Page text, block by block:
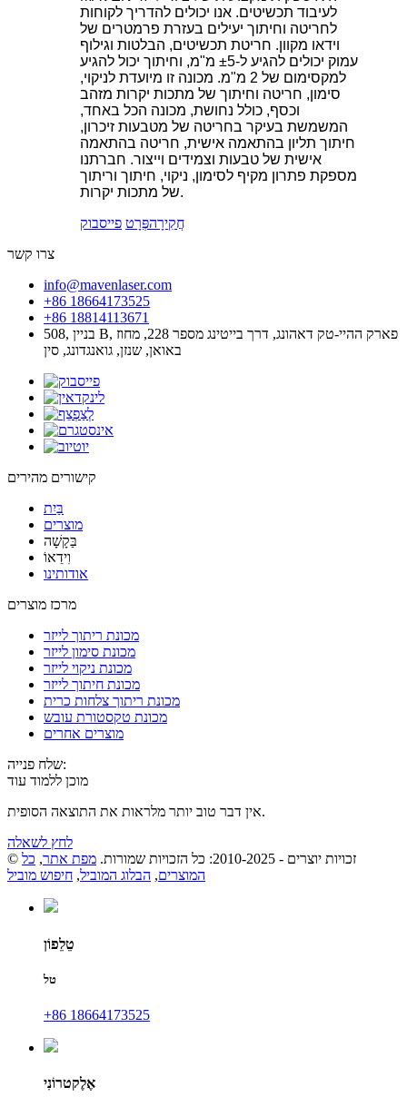
לעיבוד תכשיטים. אנו יכולים להדריך לקוחות
לחריטה וחיתוך יעילים בעזרת פרמטרים של
וידאו מקוון. חריטת תכשיטים, הבלטות וגילוף
עמוק יכולים להגיע ל-±5 מ"מ, וחיתוך יכול להגיע
למקסימום של 2 מ"מ. מכונה זו מיועדת לניקוי,
סימון, חריטה וחיתוך של מתכות יקרות מזהב
וכסף, כולל נחושת, מכונה הכל באחד,
המשמשת בעיקר בחריטה של ​​מטבעות זיכרון,
חיתוך תליון בהתאמה אישית, חריטה בהתאמה
אישית של טבעות וצמידים וייצור. חברתנו
מספקת פתרון מקיף לסימון, ניקוי, חיתוך וריתוך
של מתכות יקרות.
חֲקִירָהפְּרָט פייסבוק
צרו קשר
info@mavenlaser.com
+86 18664173525
+86 18814113671
508, בניין B, פארק ההיי-טק דאהונג, דרך בייטינג מספר 228, מחוז
באואן, שנזן, גואנגדונג, סין
קישורים מהירים
בַּיִת
מוצרים
בַּקָשָׁה
וִידֵאוֹ
אודותינו
מרכז מוצרים
מכונת ריתוך לייזר
מכונת סימון לייזר
מכונת ניקוי לייזר
מכונת חיתוך לייזר
מכונת ריתוך צלחות כרית
מכונת טקסטורת עובש
מוצרים אחרים
שלח פנייה:
מוכן ללמוד עוד
אין דבר טוב יותר מלראות את התוצאה הסופית.
לחץ לשאלה
© זכויות יוצרים - 2010-2025: כל הזכויות שמורות.
מפת אתר, כל
המוצרים, הבלוג המוביל, חיפוש מוביל
טֵלֵפוֹן
טל
+86 18664173525
אֶלֶקטרוֹנִי